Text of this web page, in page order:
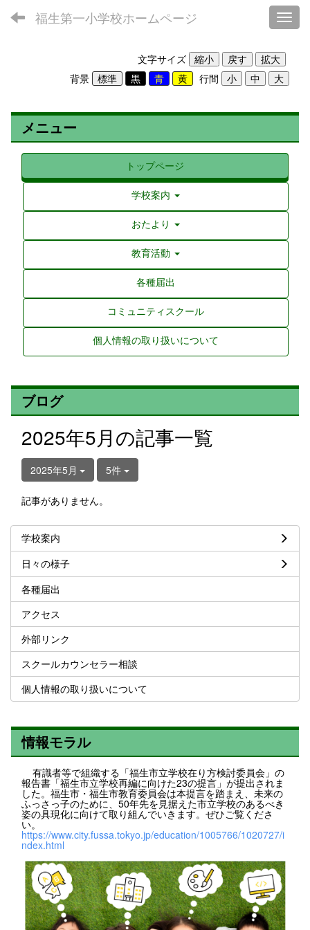
福生第一小学校ホームページ
文字サイズ
背景
行間
メニュー
トップページ
学校案内
おたより
教育活動
各種届出
コミュニティスクール
個人情報の取り扱いについて
ブログ
2025年5月の記事一覧
2025年5月 5件
記事がありません。
学校案内
日々の様子
各種届出
アクセス
外部リンク
スクールカウンセラー相談
個人情報の取り扱いについて
情報モラル
有識者等で組織する「福生市立学校在り方検討委員会」の
報告書「福生市立学校再編に向けた23の提言」が提出されま
した。福生市・福生市教育委員会は本提言を踏まえ、未来の
ふっさっ子のために、50年先を見据えた市立学校のあるべき
姿の具現化に向けて取り組んでいきます。ぜひご覧くださ
い。
https://www.city.fussa.tokyo.jp/education/1005766/1020727/i
ndex.html